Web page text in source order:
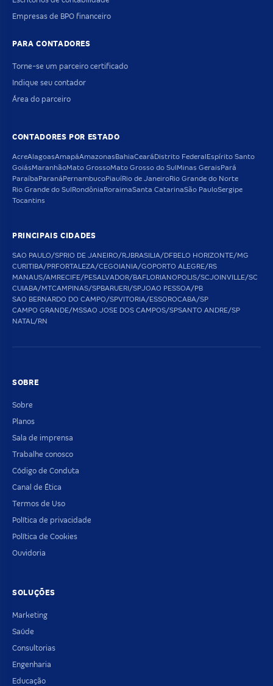
Empresas de BPO financeiro
PARA CONTADORES
Torne-se um parceiro certificado
Indique seu contador
Área do parceiro
CONTADORES POR ESTADO
AcreAlagoasAmapáAmazonasBahiaCearáDistrito FederalEspírito Santo
GoiásMaranhãoMato GrossoMato Grosso do SulMinas GeraisPará
ParaíbaParanáPernambucoPiauíRio de JaneiroRio Grande do Norte
Rio Grande do SulRondôniaRoraimaSanta CatarinaSão PauloSergipe
Tocantins
PRINCIPAIS CIDADES
SAO PAULO/SPRIO DE JANEIRO/RJ BRASILIA/DFBELO HORIZONTE/MG
CURITIBA/PRFORTALEZA/CEGOIANIA/GO PORTO ALEGRE/RS
MANAUS/AM RECIFE/PESALVADOR/BAFLORIANOPOLIS/SCJOINVILLE/SC
CUIABA/MTCAMPINAS/SPBARUERI/SPJOAO PESSOA/PB
SAO BERNARDO DO CAMPO/SPVITORIA/ESSOROCABA/SP
CAMPO GRANDE/MSSAO JOSE DOS CAMPOS/SPSANTO ANDRE/SP
NATAL/RN
SOBRE
Sobre
Planos
Sala de imprensa
Trabalhe conosco
Código de Conduta
Canal de Ética
Termos de Uso
Política de privacidade
Política de Cookies
Ouvidoria
SOLUÇÕES
Marketing
Saúde
Consultorias
Engenharia
Educação